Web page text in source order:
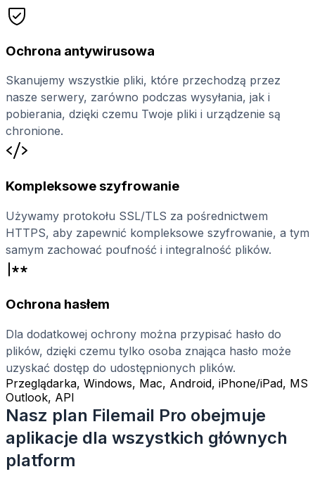
Ochrona antywirusowa
Skanujemy wszystkie pliki, które przechodzą przez
nasze serwery, zarówno podczas wysyłania, jak i
pobierania, dzięki czemu Twoje pliki i urządzenie są
chronione.
Kompleksowe szyfrowanie
Używamy protokołu SSL/TLS za pośrednictwem
HTTPS, aby zapewnić kompleksowe szyfrowanie, a tym
samym zachować poufność i integralność plików.
Ochrona hasłem
Dla dodatkowej ochrony można przypisać hasło do
plików, dzięki czemu tylko osoba znająca hasło może
uzyskać dostęp do udostępnionych plików.
Przeglądarka, Windows, Mac, Android, iPhone/iPad, MS
Outlook, API
Nasz plan Filemail Pro obejmuje
aplikacje dla wszystkich głównych
platform